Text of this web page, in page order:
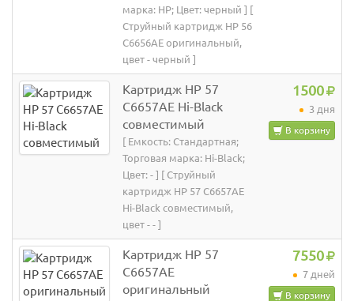
марка: HP; Цвет: черный ] [
Струйный картридж HP 56
C6656AE оригинальный,
цвет - черный ]
Картридж HP 57
C6657AE Hi-Black
совместимый
[ Емкость: Стандартная;
Торговая марка: Hi-Black;
Цвет: - ] [ Струйный
картридж HP 57 C6657AE
Hi-Black совместимый,
цвет - - ]
1500
3 дня
В корзину
Картридж HP 57
C6657AE
оригинальный
7550
7 дней
В корзину